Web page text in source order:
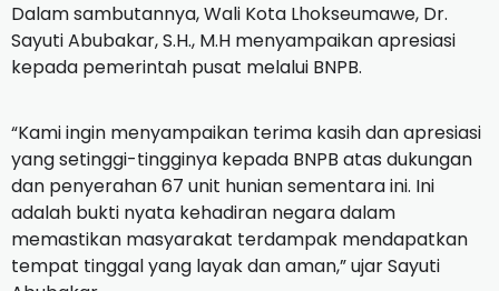
Dalam sambutannya, Wali Kota Lhokseumawe, Dr.
Sayuti Abubakar, S.H., M.H menyampaikan apresiasi
kepada pemerintah pusat melalui BNPB.
“Kami ingin menyampaikan terima kasih dan apresiasi
yang setinggi-tingginya kepada BNPB atas dukungan
dan penyerahan 67 unit hunian sementara ini. Ini
adalah bukti nyata kehadiran negara dalam
memastikan masyarakat terdampak mendapatkan
tempat tinggal yang layak dan aman,” ujar Sayuti